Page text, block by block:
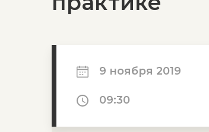
9 ноября 2019
09:30